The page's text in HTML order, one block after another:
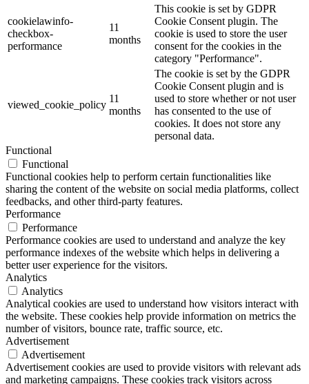
cookielawinfo-
checkbox-
performance
11
months
This cookie is set by GDPR
Cookie Consent plugin. The
cookie is used to store the user
consent for the cookies in the
category "Performance".
viewed_cookie_policy
11
months
The cookie is set by the GDPR
Cookie Consent plugin and is
used to store whether or not user
has consented to the use of
cookies. It does not store any
personal data.
Functional
Functional
Functional cookies help to perform certain functionalities like
sharing the content of the website on social media platforms, collect
feedbacks, and other third-party features.
Performance
Performance
Performance cookies are used to understand and analyze the key
performance indexes of the website which helps in delivering a
better user experience for the visitors.
Analytics
Analytics
Analytical cookies are used to understand how visitors interact with
the website. These cookies help provide information on metrics the
number of visitors, bounce rate, traffic source, etc.
Advertisement
Advertisement
Advertisement cookies are used to provide visitors with relevant ads
and marketing campaigns. These cookies track visitors across